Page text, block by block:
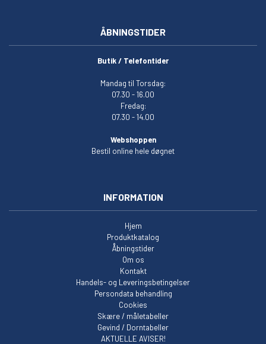
ÅBNINGSTIDER
Butik / Telefontider
Mandag til Torsdag:
07.30 - 16.00
Fredag:
07.30 - 14.00
Webshoppen
Bestil online hele døgnet
INFORMATION
Hjem
Produktkatalog
Åbningstider
Om os
Kontakt
Handels- og Leveringsbetingelser
Persondata behandling
Cookies
Skære / måletabeller
Gevind / Dorntabeller
AKTUELLE AVISER!